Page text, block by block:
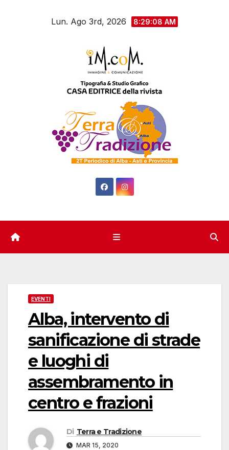
Lun. Ago 3rd, 2026 8:29:09 AM
EVENTI
Alba, intervento di
sanificazione di strade
e luoghi di
assembramento in
centro e frazioni
Di Terra e Tradizione
MAR 15, 2020